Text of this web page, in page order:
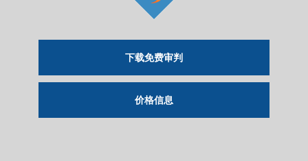
下载免费审判
价格信息